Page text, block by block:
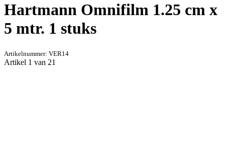
Hartmann Omnifilm 1.25 cm x
5 mtr. 1 stuks
Artikelnummer: VER14
Artikel 1 van 21